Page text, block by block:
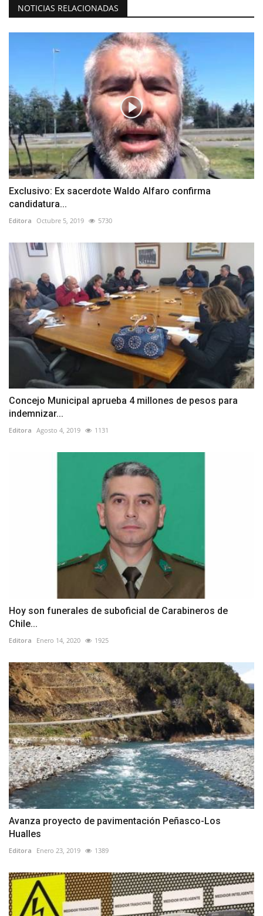
NOTICIAS RELACIONADAS
Exclusivo: Ex sacerdote Waldo Alfaro confirma
candidatura...
Editora Octubre 5, 2019 5730
Concejo Municipal aprueba 4 millones de pesos para
indemnizar...
Editora Agosto 4, 2019 1131
Hoy son funerales de suboficial de Carabineros de
Chile...
Editora Enero 14, 2020 1925
Avanza proyecto de pavimentación Peñasco-Los
Hualles
Editora Enero 23, 2019 1389